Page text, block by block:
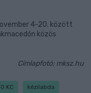
4-20. között
közös
Címlapfotó: mksz.hu
KC kézilabda